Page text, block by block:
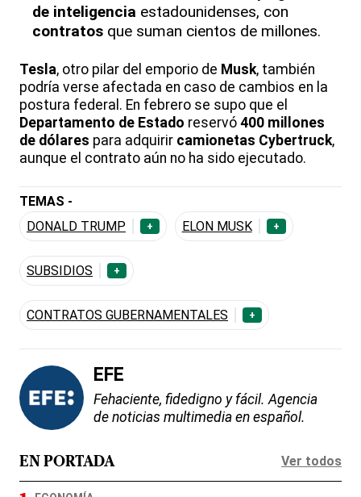
de inteligencia estadounidenses, con
contratos que suman cientos de millones.
Tesla, otro pilar del emporio de Musk, también
podría verse afectada en caso de cambios en la
postura federal. En febrero se supo que el
Departamento de Estado reservó 400 millones
de dólares para adquirir camionetas Cybertruck,
aunque el contrato aún no ha sido ejecutado.
TEMAS -
DONALD TRUMP
+ ELON MUSK +
SUBSIDIOS +
CONTRATOS GUBERNAMENTALES +
EFE
Fehaciente, fidedigno y fácil. Agencia
de noticias multimedia en español.
EN PORTADA Ver todos